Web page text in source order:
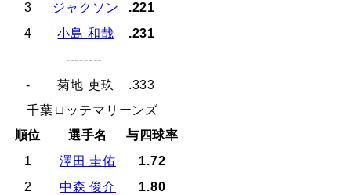
3
ジャクソン
.221
4
小島 和哉
.231
--------
-
菊地 吏玖
.333
千葉ロッテマリーンズ
順位
選手名
与四球率
1
澤田 圭佑
1.72
2
中森 俊介
1.80